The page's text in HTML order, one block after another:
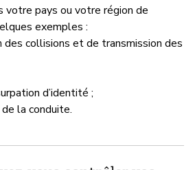
votre pays ou votre région de
exemples :
collisions et de transmission des
d’identité ;
la conduite.